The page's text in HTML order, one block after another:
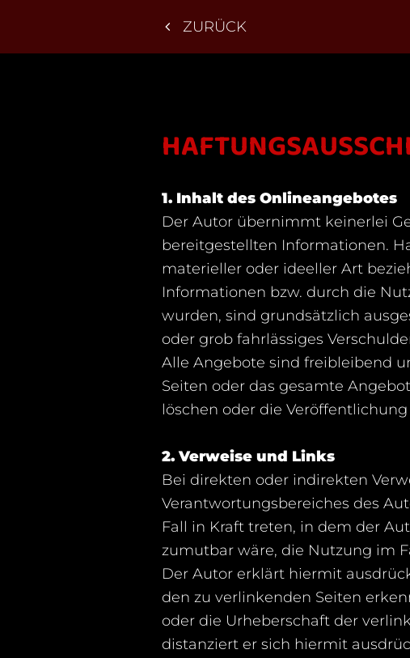
ZURÜCK
1. Inhalt des Onlineangebotes
Der Autor übernimmt keinerlei
bereitgestellten Informationen.
materieller oder ideeller Art
Informationen bzw. durch die
wurden, sind grundsätzlich
oder grob fahrlässiges
Alle Angebote sind freibleibend
Seiten oder das gesamte
löschen oder die
2. Verweise und Links
Bei direkten oder indirekten
Verantwortungsbereiches des
Fall in Kraft treten, in dem der
zumutbar wäre, die Nutzung im
Der Autor erklärt hiermit
den zu verlinkenden Seiten
oder die Urheberschaft der
distanziert er sich hiermit